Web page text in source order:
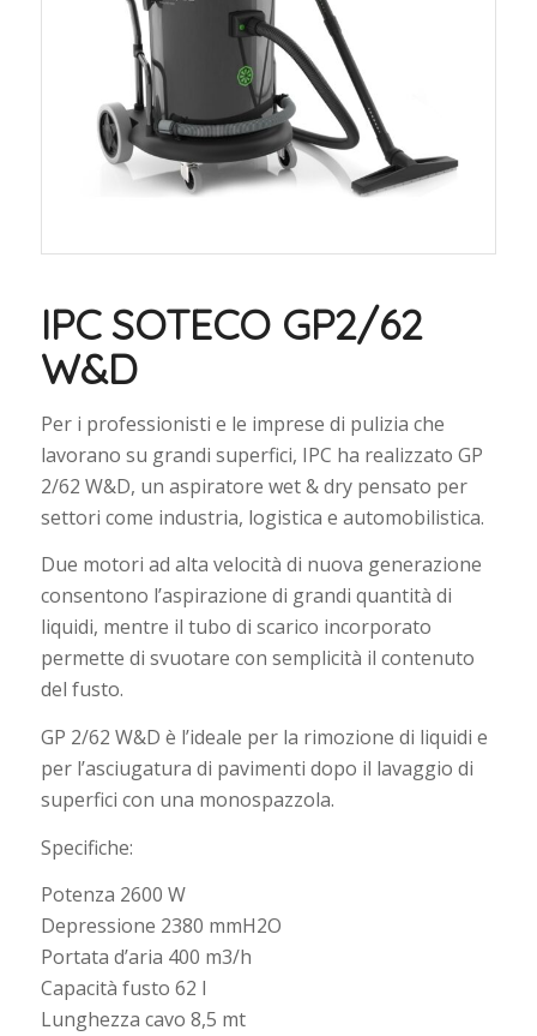
IPC SOTECO GP2/62
W&D
Per i professionisti e le imprese di pulizia che
lavorano su grandi superfici, IPC ha realizzato GP
2/62 W&D, un aspiratore wet & dry pensato per
settori come industria, logistica e automobilistica.
Due motori ad alta velocità di nuova generazione
consentono l’aspirazione di grandi quantità di
liquidi, mentre il tubo di scarico incorporato
permette di svuotare con semplicità il contenuto
del fusto.
GP 2/62 W&D è l’ideale per la rimozione di liquidi e
per l’asciugatura di pavimenti dopo il lavaggio di
superfici con una monospazzola.
Specifiche:
Potenza 2600 W
Depressione 2380 mmH2O
Portata d’aria 400 m3/h
Capacità fusto 62 l
Lunghezza cavo 8,5 mt